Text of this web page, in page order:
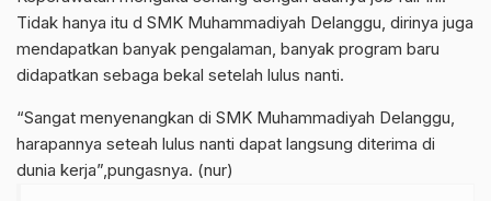
Tidak hanya itu d SMK Muhammadiyah Delanggu, dirinya juga
mendapatkan banyak pengalaman, banyak program baru
didapatkan sebaga bekal setelah lulus nanti.
“Sangat menyenangkan di SMK Muhammadiyah Delanggu,
harapannya seteah lulus nanti dapat langsung diterima di
dunia kerja”,pungasnya. (nur)